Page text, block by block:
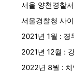
서울 양천경찰
서울경찰청 사
2021년 1월 : 경
2021년 12월 :
2022년 8월 :